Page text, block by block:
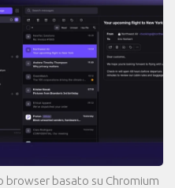
browser basato su Chromium